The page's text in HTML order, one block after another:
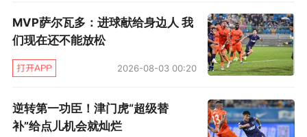
第84分钟，西海岸左路任意球开出，阿齐兹助攻
内尔松破门！西海岸1比0领先。第90分钟，阿齐
兹传中，戴维森在禁区右路小角度区域右脚射门
得分，2比0！大局已定。
MVP萨尔瓦多：进球献给身边人 我
们现在还不能放松
2026-08-03 00:20
逆转第一功臣！津门虎“超级替
补”给点儿机会就灿烂